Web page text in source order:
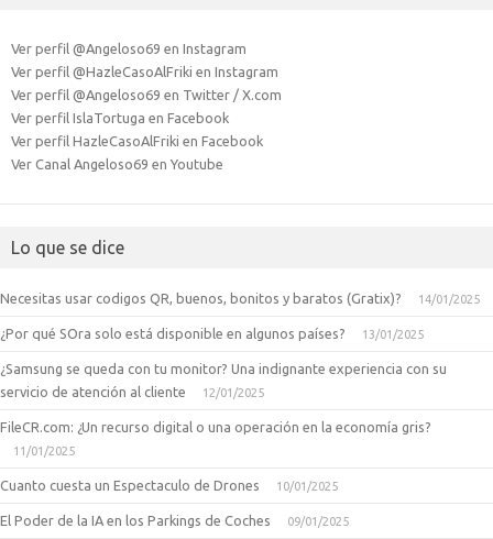
Ver perfil @Angeloso69 en Instagram
Ver perfil @HazleCasoAlFriki en Instagram
Ver perfil @Angeloso69 en Twitter / X.com
Ver perfil IslaTortuga en Facebook
Ver perfil HazleCasoAlFriki en Facebook
Ver Canal Angeloso69 en Youtube
Lo que se dice
Necesitas usar codigos QR, buenos, bonitos y baratos (Gratix)? 14/01/2025
¿Por qué SOra solo está disponible en algunos países? 13/01/2025
¿Samsung se queda con tu monitor? Una indignante experiencia con su
servicio de atención al cliente
12/01/2025
FileCR.com: ¿Un recurso digital o una operación en la economía gris?
11/01/2025
Cuanto cuesta un Espectaculo de Drones 10/01/2025
El Poder de la IA en los Parkings de Coches 09/01/2025